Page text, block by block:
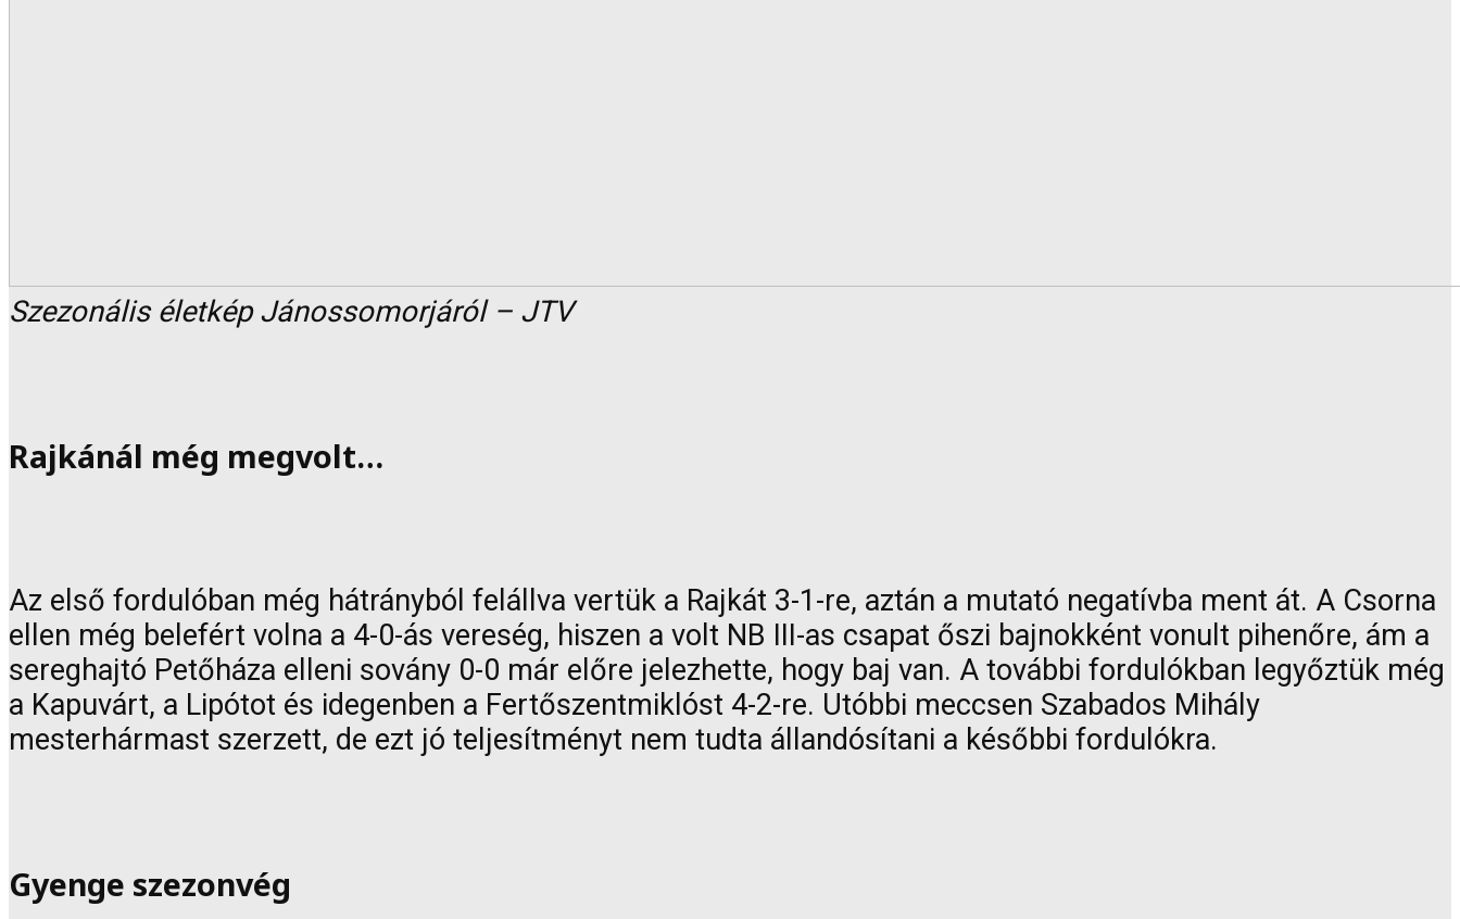
Szezonális életkép Jánossomorjáról – JTV
Rajkánál még megvolt…
Az első fordulóban még hátrányból felállva vertük a Rajkát 3-1-re, aztán a mutató negatívba ment át. A Csorna
ellen még belefért volna a 4-0-ás vereség, hiszen a volt NB III-as csapat őszi bajnokként vonult pihenőre, ám a
sereghajtó Petőháza elleni sovány 0-0 már előre jelezhette, hogy baj van. A további fordulókban legyőztük még
a Kapuvárt, a Lipótot és idegenben a Fertőszentmiklóst 4-2-re. Utóbbi meccsen Szabados Mihály
mesterhármast szerzett, de ezt jó teljesítményt nem tudta állandósítani a későbbi fordulókra.
Gyenge szezonvég